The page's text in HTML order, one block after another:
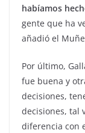
habíamos
gente que ha
añadió el
Por último,
fue buena y
decisiones,
decisiones, tal
diferencia con